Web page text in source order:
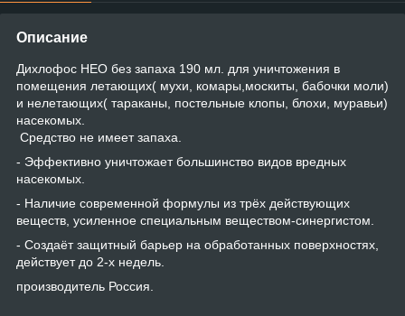
Описание
Дихлофос НЕО без запаха 190 мл. для уничтожения в
помещения летающих( мухи, комары,москиты, бабочки моли)
и нелетающих( тараканы, постельные клопы, блохи, муравьи)
насекомых.
Средство не имеет запаха.
- Эффективно уничтожает большинство видов вредных
насекомых.
- Наличие современной формулы из трёх действующих
веществ, усиленное специальным веществом-синергистом.
- Создаёт защитный барьер на обработанных поверхностях,
действует до 2-х недель.
производитель Россия.